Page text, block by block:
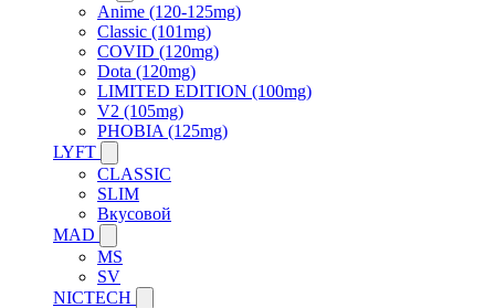
Anime (120-125mg)
Classic (101mg)
COVID (120mg)
Dota (120mg)
LIMITED EDITION (100mg)
V2 (105mg)
PHOBIA (125mg)
LYFT
CLASSIC
SLIM
Вкусовой
MAD
MS
SV
NICTECH